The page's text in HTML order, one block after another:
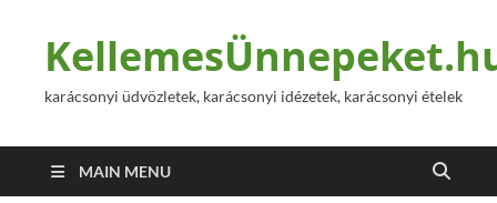
karácsonyi üdvözletek, karácsonyi idézetek, karácsonyi ételek
MAIN MENU